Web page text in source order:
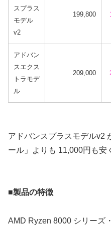
スプラス
モデル
v2
199,800
アドバン
スエクス
トラモデ
ル
209,000
アドバンスプラスモデルv2
ール」よりも 11,000円も安
■製品の特徴
AMD Ryzen 8000 シリーズ